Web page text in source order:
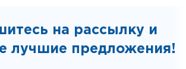
на рассылку и
лучшие предложения!